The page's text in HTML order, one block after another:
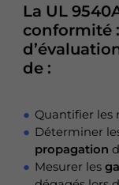
La UL
conformité
de :
Quantifier les
Déterminer
propagation
Mesurer les